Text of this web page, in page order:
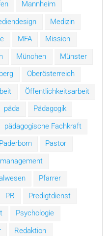
Mannheim
Medizin
MFA
Mission
München
Münster
Oberösterreich
Öffentlichkeitsarbeit
päda
Pädagogik
pädagogische Fachkraft
Paderborn
Pastor
Pfarrer
PR
Predigtdienst
Psychologie
Redaktion